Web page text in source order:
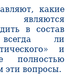
какие
являются
в состав
всегда ли
и
полностью
эти вопросы.